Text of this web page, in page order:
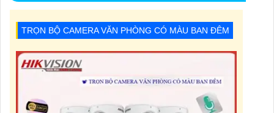
TRỌN BỘ CAMERA VĂN PHÒNG CÓ MÀU BAN ĐÊM